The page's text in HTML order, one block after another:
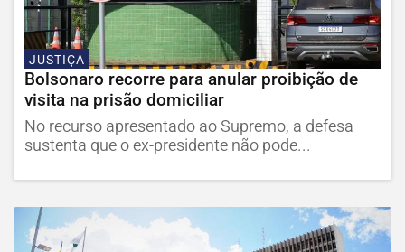
JUSTIÇA
Bolsonaro recorre para anular proibição de
visita na prisão domiciliar
No recurso apresentado ao Supremo, a defesa
sustenta que o ex-presidente não pode...